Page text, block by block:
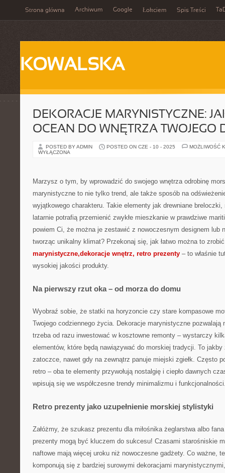
Strona główna Archiwum Google Łokciem Spis Treści
KOWALSKA
DEKORACJE MARYNISTYCZNE:
OCEAN DO WNĘTRZA TWOJEGO
POSTED BY ADMIN POSTED ON CZE - 10 - 2025
MOŻLIWOŚĆ
WYŁĄCZONA
Marzysz o tym, by wprowadzić do swojego wnętrza odrobinę
marynistyczne to nie tylko trend, ale także sposób na
wyjątkowego charakteru. Takie elementy jak drewniane
latarnie potrafią przemienić zwykłe mieszkanie w prawdziwe
powiem Ci, że można je zestawić z nowoczesnym designem lub
tworząc unikalny klimat? Przekonaj się, jak łatwo można to
marynistyczne,dekoracje wnętrz, retro prezenty – to właśnie
wysokiej jakości produkty.
Na pierwszy rzut oka – od morza do domu
Wyobraź sobie, że statki na horyzoncie czy stare kompasowe
Twojego codziennego życia. Dekoracje marynistyczne pozwalają
trzeba od razu inwestować w kosztowne remonty – wystarczy
elementów, które będą nawiązywać do morskiej tradycji. To
zatoczce, nawet gdy na zewnątrz panuje miejski zgiełk. Często
retro – oba te elementy przywołują nostalgię i ciepło dawnych
wpisują się we współczesne trendy minimalizmu i
Retro prezenty jako uzupełnienie morskiej stylistyki
Załóżmy, że szukasz prezentu dla miłośnika żeglarstwa albo
prezenty mogą być kluczem do sukcesu! Czasami starośniskie
naftowe mają więcej uroku niż nowoczesne gadżety. Co ważne,
komponują się z bardziej surowymi dekoracjami